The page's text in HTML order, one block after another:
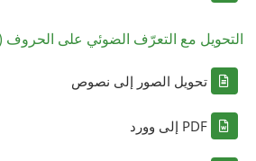
التحويل مع التعرّف الضوئي على الحروف (OCR)
تحويل الصور إلى نصوص
PDF إلى وورد